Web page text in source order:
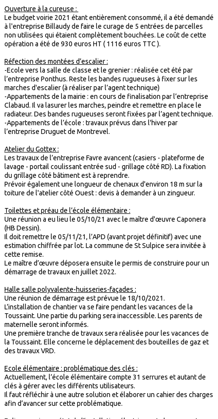
Ouverture à la cureuse :
Le budget voirie 2021 étant entièrement consommé, il a été demandé
à l'entreprise Billaudy de faire le curage de 5 entrées de parcelles
non utilisées qui étaient complètement bouchées. Le coût de cette
opération a été de 930 euros HT ( 1116 euros TTC ).
Réfection des montées d’escalier :
-Ecole vers la salle de classe et le grenier : réalisée cet été par
l’entreprise Ponthus. Reste les bandes rugueuses à fixer sur les
marches d'escalier (à réaliser par l’agent technique)
-Appartements de la mairie : en cours de finalisation par l’entreprise
Clabaud. Il va lasurer les marches, peindre et remettre en place le
radiateur. Des bandes rugueuses seront fixées par l’agent technique.
-Appartements de l’école : travaux prévus dans l'hiver par
l’entreprise Druguet de Montrevel.
Atelier du Gottex :
Les travaux de l’entreprise Favre avancent (casiers - plateforme de
lavage - portail coulissant entrée sud - grillage côté RD). La fixation
du grillage côté bâtiment est à reprendre.
Prévoir également une longueur de chenaux d'environ 18 m sur la
toiture de l'atelier côté Ouest : devis à demander à un zingueur.
Toilettes et préau de l’école élémentaire :
Une réunion a eu lieu le 05/10/21 avec le maître d'œuvre Caponera
(HB Dessin).
Il doit remettre le 05/11/21, l’APD (avant projet définitif) avec une
estimation chiffrée par lot. La commune de St Sulpice sera invitée à
cette remise.
Le maître d’œuvre déposera ensuite le permis de construire pour un
démarrage de travaux en juillet 2022.
Halle salle polyvalente-huisseries-façades :
Une réunion de démarrage est prévue le 18/10/2021.
L’installation de chantier va se faire pendant les vacances de la
Toussaint. Une partie du parking sera inaccessible. Les parents de
maternelle seront informés.
Une première tranche de travaux sera réalisée pour les vacances de
la Toussaint. Elle concerne le déplacement des bouteilles de gaz et
des travaux VRD.
Ecole élémentaire : problématique des clés :
Actuellement, l’école élémentaire compte 31 serrures et autant de
clés à gérer avec les différents utilisateurs.
Il faut réfléchir à une autre solution et élaborer un cahier des charges
afin d’avancer sur cette problématique.